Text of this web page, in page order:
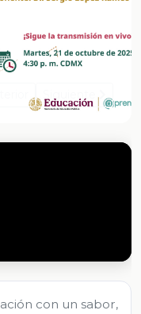
Siguiente
con un sabor,